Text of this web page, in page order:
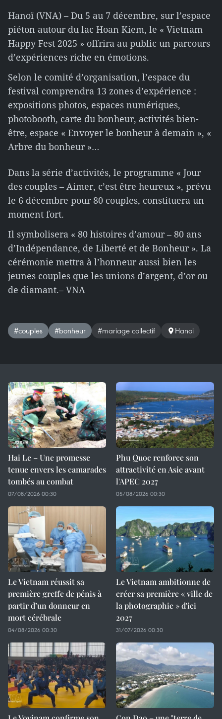
Hanoï (VNA) – Du 5 au 7 décembre, sur l’espace
piéton autour du lac Hoan Kiem, le « Vietnam
Happy Fest 2025 » offrira au public un parcours
d’expériences riche en émotions.
Selon le comité d’organisation, l’espace du
festival comprendra 13 zones d’expérience :
expositions photos, espaces numériques,
photobooth, carte du bonheur, activités bien-
être, espace « Envoyer le bonheur à demain », «
Arbre du bonheur »…
Dans la série d’activités, le programme « Jour
des couples – Aimer, c’est être heureux », prévu
le 6 décembre pour 80 couples, constituera un
moment fort.
Il symbolisera « 80 histoires d’amour – 80 ans
d’Indépendance, de Liberté et de Bonheur ». La
cérémonie mettra à l’honneur aussi bien les
jeunes couples que les unions d’argent, d’or ou
de diamant.– VNA
#couples #bonheur #mariage collectif Hanoi
Hai Le – Une promesse
tenue envers les camarades
tombés au combat
07/08/2026 00:30
Phu Quoc renforce son
attractivité en Asie avant
l'APEC 2027
05/08/2026 00:30
Le Vietnam réussit sa
première greffe de pénis à
partir d’un donneur en
mort cérébrale
04/08/2026 00:30
Le Vietnam ambitionne de
créer sa première « ville de
la photographie » d'ici
2027
31/07/2026 00:30